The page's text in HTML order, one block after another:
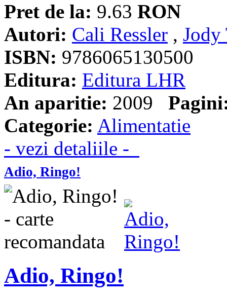
Pret de la: 9.63 RON
Autori: Cali Ressler , Jody
ISBN: 9786065130500
Editura: Editura LHR
An aparitie: 2009
Categorie: Alimentatie
- vezi detaliile -
Adio, Ringo!
Adio, Ringo!